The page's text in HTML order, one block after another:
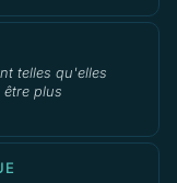
telles qu'elles
plus